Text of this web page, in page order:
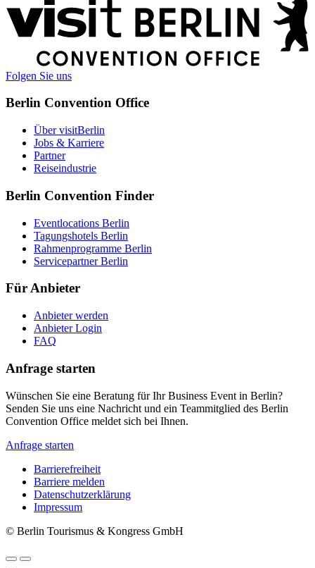
Weitere
Informationen
Folgen Sie uns
Berlin Convention Office
Über visitBerlin
Jobs & Karriere
Partner
Reiseindustrie
Berlin Convention Finder
Eventlocations Berlin
Tagungshotels Berlin
Rahmenprogramme Berlin
Servicepartner Berlin
Für Anbieter
Anbieter werden
Anbieter Login
FAQ
Anfrage starten
Wünschen Sie eine Beratung für Ihr Business Event in Berlin?
Senden Sie uns eine Nachricht und ein Teammitglied des Berlin
Convention Office meldet sich bei Ihnen.
Anfrage starten
Metanavigation
Barrierefreiheit
Barriere melden
Datenschutzerklärung
Impressum
© Berlin Tourismus & Kongress GmbH